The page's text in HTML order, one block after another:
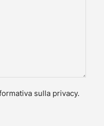
sulla privacy.